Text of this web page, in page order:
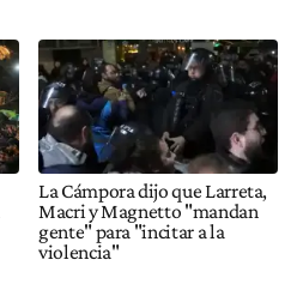
La Cámpora dijo que Larreta,
Macri y Magnetto "mandan
gente" para "incitar a la
violencia"